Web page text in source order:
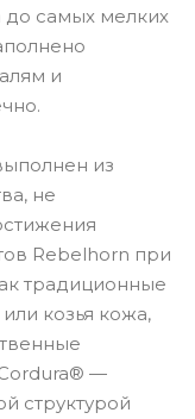
до самых мелких
и
из
не
Rebelhorn при
традиционные
козья кожа,
—
структурой